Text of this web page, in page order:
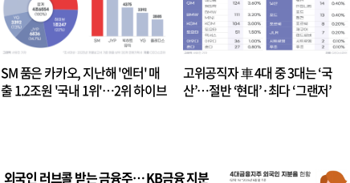
SM 품은 카카오, 지난해 '엔터' 매
출 1.2조원 '국내 1위'…2위 하이브
고위공직자 車 4대 중 3대는 ‘국
산’…절반 ‘현대’·최다 ‘그랜저’
외국인 러브콜 받는 금융주… KB금융 지분